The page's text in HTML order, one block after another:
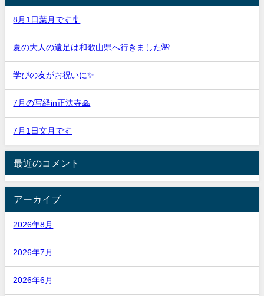
8月1日葉月です🎐
夏の大人の遠足は和歌山県へ行きました🌺
学びの友がお祝いに✨
7月の写経in正法寺🙏
7月1日文月です
最近のコメント
アーカイブ
2026年8月
2026年7月
2026年6月